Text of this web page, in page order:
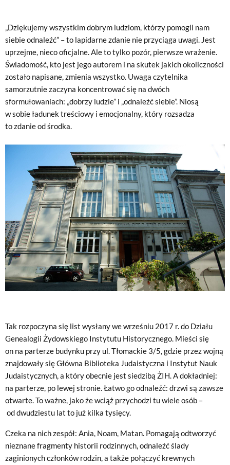
„Dziękujemy wszystkim dobrym ludziom, którzy pomogli nam
siebie odnaleźć” – to lapidarne zdanie nie przyciąga uwagi. Jest
uprzejme, nieco oficjalne. Ale to tylko pozór, pierwsze wrażenie.
Świadomość, kto jest jego autorem i na skutek jakich okoliczności
zostało napisane, zmienia wszystko. Uwaga czytelnika
samorzutnie zaczyna koncentrować się na dwóch
sformułowaniach: „dobrzy ludzie” i „odnaleźć siebie”. Niosą
w sobie ładunek treściowy i emocjonalny, który rozsadza
to zdanie od środka.
Tak rozpoczyna się list wysłany we wrześniu 2017 r. do Działu
Genealogii Żydowskiego Instytutu Historycznego. Mieści się
on na parterze budynku przy ul. Tłomackie 3/5, gdzie przez wojną
znajdowały się Główna Biblioteka Judaistyczna i Instytut Nauk
Judaistycznych, a który obecnie jest siedzibą ŻIH. A dokładniej:
na parterze, po lewej stronie. Łatwo go odnaleźć: drzwi są zawsze
otwarte. To ważne, jako że wciąż przychodzi tu wiele osób –
od dwudziestu lat to już kilka tysięcy.
Czeka na nich zespół: Ania, Noam, Matan. Pomagają odtworzyć
nieznane fragmenty historii rodzinnych, odnaleźć ślady
zaginionych członków rodzin, a także połączyć krewnych